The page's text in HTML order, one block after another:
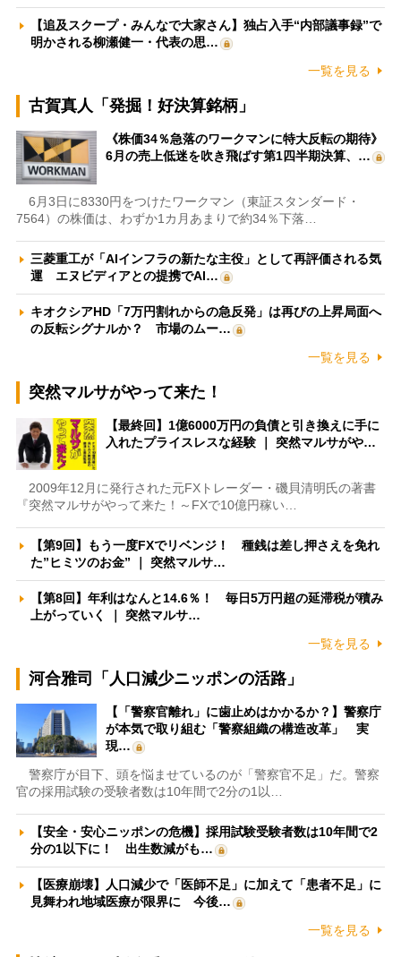
【追及スクープ・みんなで大家さん】独占入手“内部議事録”で
明かされる柳瀬健一・代表の思…
一覧を見る
古賀真人「発掘！好決算銘柄」
《株価34％急落のワークマンに特大反転の期待》
6月の売上低迷を吹き飛ばす第1四半期決算、…
6月3日に8330円をつけたワークマン（東証スタンダード・
7564）の株価は、わずか1カ月あまりで約34％下落…
三菱重工が「AIインフラの新たな主役」として再評価される気
運 エヌビディアとの提携でAI…
キオクシアHD「7万円割れからの急反発」は再びの上昇局面へ
の反転シグナルか？ 市場のムー…
一覧を見る
突然マルサがやって来た！
【最終回】1億6000万円の負債と引き換えに手に
入れたプライスレスな経験 ｜ 突然マルサがや…
2009年12月に発行された元FXトレーダー・磯貝清明氏の著書
『突然マルサがやって来た！～FXで10億円稼い…
【第9回】もう一度FXでリベンジ！ 種銭は差し押さえを免れ
た”ヒミツのお金” ｜ 突然マルサ…
【第8回】年利はなんと14.6％！ 毎日5万円超の延滞税が積み
上がっていく ｜ 突然マルサ…
一覧を見る
河合雅司「人口減少ニッポンの活路」
【「警察官離れ」に歯止めはかかるか？】警察庁
が本気で取り組む「警察組織の構造改革」 実
現…
警察庁が目下、頭を悩ませているのが「警察官不足」だ。警察
官の採用試験の受験者数は10年間で2分の1以…
【安全・安心ニッポンの危機】採用試験受験者数は10年間で2
分の1以下に！ 出生数減がも…
【医療崩壊】人口減少で「医師不足」に加えて「患者不足」に
見舞われ地域医療が限界に 今後…
一覧を見る